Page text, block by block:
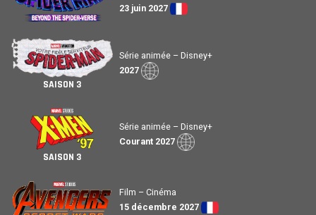
23 juin 2027
SAISON 3
Série animée – Disney+
2027
SAISON 3
Série animée – Disney+
Courant 2027
Film – Cinéma
15 décembre 2027